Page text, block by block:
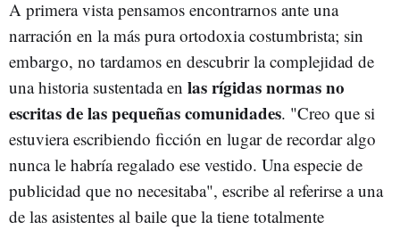
A primera vista pensamos encontrarnos ante una
narración en la más pura ortodoxia costumbrista; sin
embargo, no tardamos en descubrir la complejidad de
una historia sustentada en las rígidas normas no
escritas de las pequeñas comunidades. "Creo que si
estuviera escribiendo ficción en lugar de recordar algo
nunca le habría regalado ese vestido. Una especie de
publicidad que no necesitaba", escribe al referirse a una
de las asistentes al baile que la tiene totalmente